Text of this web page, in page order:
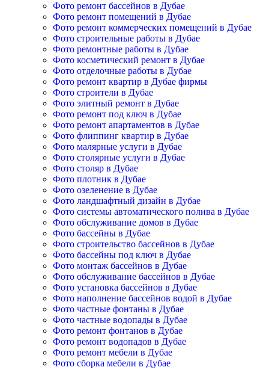
Фото ремонт бассейнов в Дубае
Фото ремонт помещений в Дубае
Фото ремонт коммерческих помещений в Дубае
Фото строительные работы в Дубае
Фото ремонтные работы в Дубае
Фото косметический ремонт в Дубае
Фото отделочные работы в Дубае
Фото ремонт квартир в Дубае фирмы
Фото строители в Дубае
Фото элитный ремонт в Дубае
Фото ремонт под ключ в Дубае
Фото ремонт апартаментов в Дубае
Фото флиппинг квартир в Дубае
Фото малярные услуги в Дубае
Фото столярные услуги в Дубае
Фото столяр в Дубае
Фото плотник в Дубае
Фото озеленение в Дубае
Фото ландшафтный дизайн в Дубае
Фото системы автоматического полива в Дубае
Фото обслуживание домов в Дубае
Фото бассейны в Дубае
Фото строительство бассейнов в Дубае
Фото бассейны под ключ в Дубае
Фото монтаж бассейнов в Дубае
Фото обслуживание бассейнов в Дубае
Фото установка бассейнов в Дубае
Фото наполнение бассейнов водой в Дубае
Фото частные фонтаны в Дубае
Фото частные водопады в Дубае
Фото ремонт фонтанов в Дубае
Фото ремонт водопадов в Дубае
Фото ремонт мебели в Дубае
Фото сборка мебели в Дубае